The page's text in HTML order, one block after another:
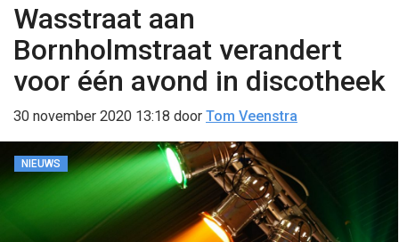
Wasstraat aan
Bornholmstraat verandert
voor één avond in discotheek
30 november 2020 13:18 door Tom Veenstra
NIEUWS